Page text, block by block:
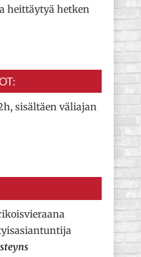
heittäytyä hetken
sisältäen väliajan